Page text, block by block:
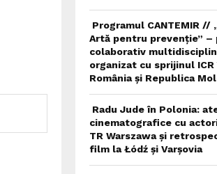
Programul CANTEMIR //
Artă pentru prevenție” –
colaborativ
organizat cu sprijinul ICR
România și Republica
Radu Jude în Polonia:
cinematografice cu
TR Warszawa și
film la Łódź și Varșovia